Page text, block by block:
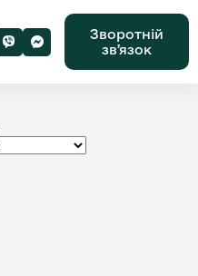
Зворотній
звʼязок